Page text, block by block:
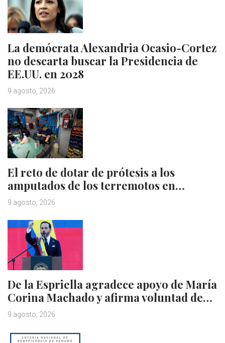
La demócrata Alexandria Ocasio-Cortez
no descarta buscar la Presidencia de
EE.UU. en 2028
9 agosto, 2026
El reto de dotar de prótesis a los
amputados de los terremotos en…
9 agosto, 2026
De la Espriella agradece apoyo de María
Corina Machado y afirma voluntad de…
9 agosto, 2026